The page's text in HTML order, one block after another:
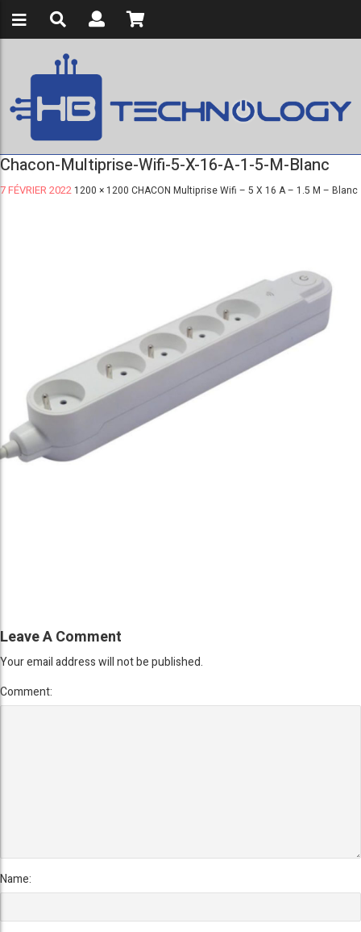
Chacon-Multiprise-Wifi-5-X-16-A-1-5-M-Blanc
7 FÉVRIER 2022 1200 × 1200 CHACON Multiprise Wifi – 5 X 16 A – 1.5 M – Blanc
Leave A Comment
Your email address will not be published.
Comment:
Name: